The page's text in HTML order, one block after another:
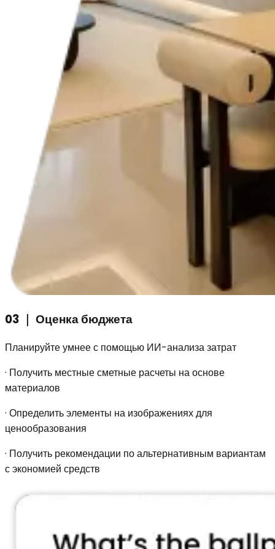
03 ｜ Оценка бюджета
Планируйте умнее с помощью ИИ-анализа затрат
· Получить местные сметные расчеты на основе
материалов
· Определить элементы на изображениях для
ценообразования
· Получить рекомендации по альтернативным вариантам
с экономией средств